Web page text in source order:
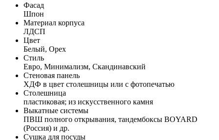
Фасад
Шпон
Материал корпуса
ЛДСП
Цвет
Белый, Орех
Стиль
Евро, Минимализм, Скандинавский
Стеновая панель
ХДФ в цвет столешницы или с фотопечатью
Столешница
пластиковая; из искусственного камня
Выкатные системы
ПВШ полного открывания, тандембоксы BOYARD
(Россия) и др.
Сушка для посуды